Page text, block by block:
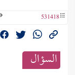
531418
السؤال